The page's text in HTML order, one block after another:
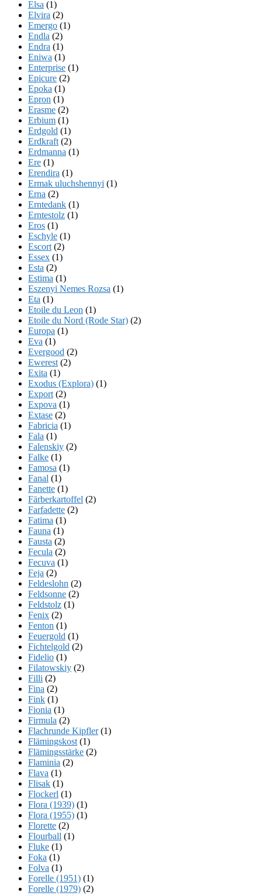
Elsa (1)
Elvira (2)
Emergo (1)
Endla (2)
Endra (1)
Eniwa (1)
Enterprise (1)
Epicure (2)
Epoka (1)
Epron (1)
Erasme (2)
Erbium (1)
Erdgold (1)
Erdkraft (2)
Erdmanna (1)
Ere (1)
Erendira (1)
Ermak uluchshennyi (1)
Erna (2)
Erntedank (1)
Erntestolz (1)
Eros (1)
Eschyle (1)
Escort (2)
Essex (1)
Esta (2)
Estima (1)
Eszenyi Nemes Rozsa (1)
Eta (1)
Etoile du Leon (1)
Etoile du Nord (Rode Star) (2)
Europa (1)
Eva (1)
Evergood (2)
Ewerest (2)
Exita (1)
Exodus (Explora) (1)
Export (2)
Expova (1)
Extase (2)
Fabricia (1)
Fala (1)
Falenskiy (2)
Falke (1)
Famosa (1)
Fanal (1)
Fanette (1)
Färberkartoffel (2)
Farfadette (2)
Fatima (1)
Fauna (1)
Fausta (2)
Fecula (2)
Fecuva (1)
Feja (2)
Feldeslohn (2)
Feldsonne (2)
Feldstolz (1)
Fenix (2)
Fenton (1)
Feuergold (1)
Fichtelgold (2)
Fidelio (1)
Filatowskiy (2)
Filli (2)
Fina (2)
Fink (1)
Fionia (1)
Firmula (2)
Flachrunde Kipfler(1)
Flämingskost (1)
Flämingsstärke (2)
Flaminia (2)
Flava (1)
Flisak (1)
Flockerl (1)
Flora (1939) (1)
Flora (1955) (1)
Florette (2)
Flourball (1)
Fluke (1)
Foka (1)
Folva (1)
Forelle (1951) (1)
Forelle (1979) (2)